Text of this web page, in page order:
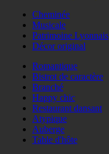
Cheminée
Musicale
Patrimoine Lyonnais
Décor original
Romantique
Bistrot de caractère
Branché
Happy chic
Restaurant dansant
Atypique
Auberge
Table d'hôte